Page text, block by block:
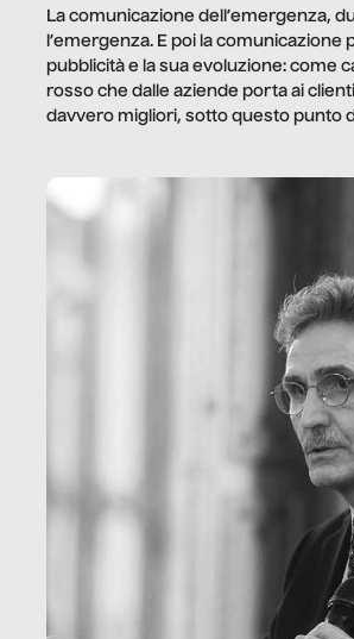
La comunicazione dell’emergenza,
l’emergenza. E poi la comunicazione
pubblicità e la sua evoluzione: come
rosso che dalle aziende porta ai
davvero migliori, sotto questo punto